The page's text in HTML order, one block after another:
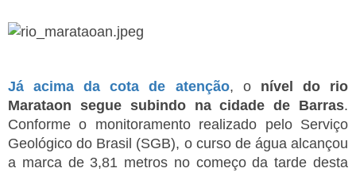
Já acima da cota de atenção, o nível do rio
Marataon segue subindo na cidade de Barras.
Conforme o monitoramento realizado pelo Serviço
Geológico do Brasil (SGB), o curso de água alcançou
a marca de 3,81 metros no começo da tarde desta